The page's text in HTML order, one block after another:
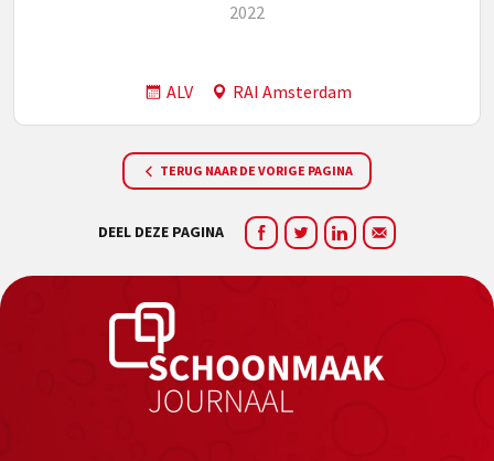
2022
ALV RAI Amsterdam
TERUG NAAR DE VORIGE PAGINA
DEEL DEZE PAGINA